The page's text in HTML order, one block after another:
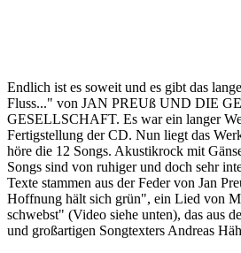
Endlich ist es soweit und es gibt das
Fluss..." von JAN PREUß UND DIE
GESELLSCHAFT. Es war ein langer
Fertigstellung der CD. Nun liegt das
höre die 12 Songs. Akustikrock mit
Songs sind von ruhiger und doch sehr
Texte stammen aus der Feder von Jan
Hoffnung hält sich grün", ein Lied von
schwebst" (Video siehe unten), das aus
und großartigen Songtexters Andreas